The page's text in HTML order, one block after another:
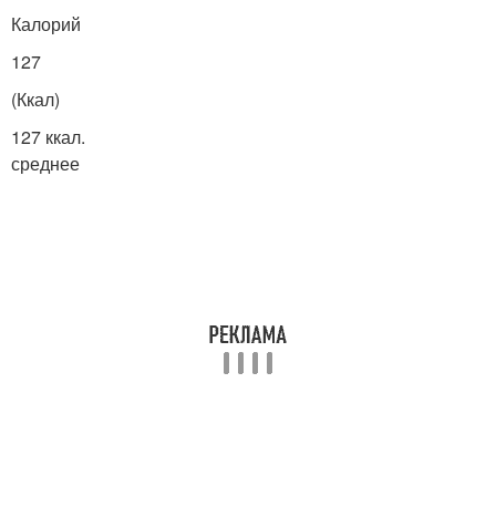
Калорий
127
(Ккал)
127 ккал.
среднее